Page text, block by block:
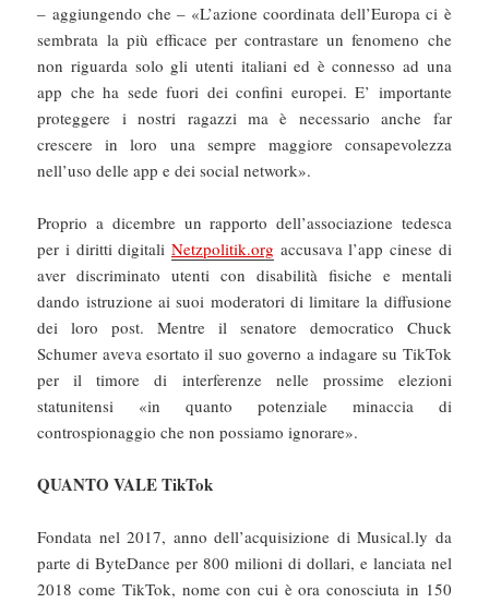
– aggiungendo che – «L’azione coordinata dell’Europa ci è
sembrata la più efficace per contrastare un fenomeno che
non riguarda solo gli utenti italiani ed è connesso ad una
app che ha sede fuori dei confini europei. E’ importante
proteggere i nostri ragazzi ma è necessario anche far
crescere in loro una sempre maggiore consapevolezza
nell’uso delle app e dei social network».
Proprio a dicembre un rapporto dell’associazione tedesca
per i diritti digitali Netzpolitik.org accusava l’app cinese di
aver discriminato utenti con disabilità fisiche e mentali
dando istruzione ai suoi moderatori di limitare la diffusione
dei loro post. Mentre il senatore democratico Chuck
Schumer aveva esortato il suo governo a indagare su TikTok
per il timore di interferenze nelle prossime elezioni
statunitensi «in quanto potenziale minaccia di
controspionaggio che non possiamo ignorare».
QUANTO VALE TikTok
Fondata nel 2017, anno dell’acquisizione di Musical.ly da
parte di ByteDance per 800 milioni di dollari, e lanciata nel
2018 come TikTok, nome con cui è ora conosciuta in 150